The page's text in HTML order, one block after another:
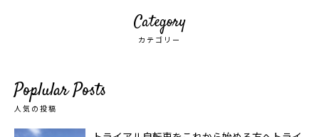
Category
カテゴリー
Poplular Posts
人気の投稿